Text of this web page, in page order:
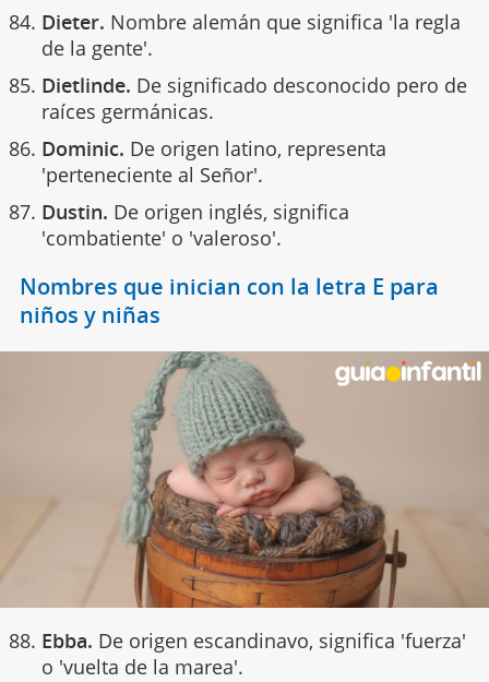
Dieter. Nombre alemán que significa 'la regla
de la gente'.
Dietlinde. De significado desconocido pero de
raíces germánicas.
Dominic. De origen latino, representa
'perteneciente al Señor'.
Dustin. De origen inglés, significa
'combatiente' o 'valeroso'.
Nombres que inician con la letra E para
niños y niñas
Ebba. De origen escandinavo, significa 'fuerza'
o 'vuelta de la marea'.